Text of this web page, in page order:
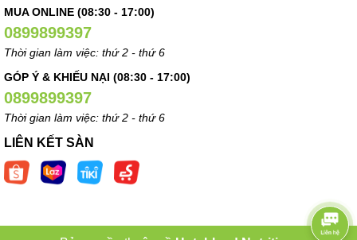
MUA ONLINE (08:30 - 17:00)
0899899397
Thời gian làm việc: thứ 2 - thứ 6
GÓP Ý & KHIẾU NẠI (08:30 - 17:00)
0899899397
Thời gian làm việc: thứ 2 - thứ 6
LIÊN KẾT SÀN